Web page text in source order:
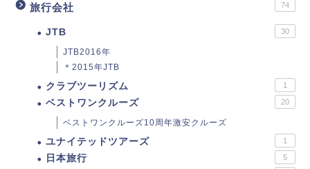
旅行会社 74
JTB 30
JTB2016年
＊2015年JTB
クラブツーリズム 1
ベストワンクルーズ 20
ベストワンクルーズ10周年激安クルーズ
ユナイテッドツアーズ 1
日本旅行 5